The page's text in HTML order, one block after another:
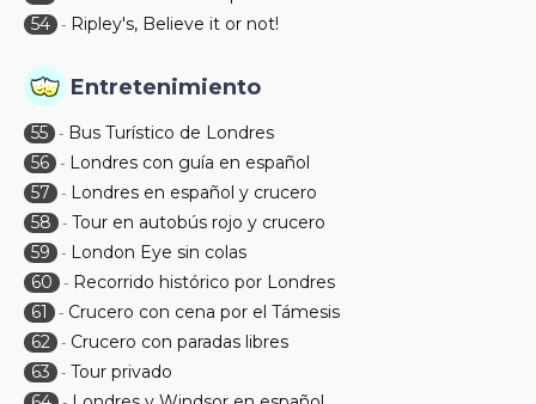
54 - Ripley's, Believe it or not!
Entretenimiento
55 - Bus Turístico de Londres
56 - Londres con guía en español
57
- Londres en español y crucero
58
- Tour en autobús rojo y crucero
59
- London Eye sin colas
60
- Recorrido histórico por Londres
61
- Crucero con cena por el Támesis
62 - Crucero con paradas libres
63
- Tour privado